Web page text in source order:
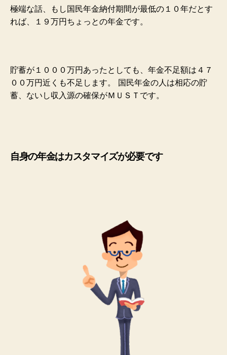
極端な話、もし国民年金納付期間が最低の１０年だとす
れば、１９万円ちょっとの年金です。
貯蓄が１０００万円あったとしても、年金不足額は４７
００万円近くも不足します。
国民年金の人は相応の貯
蓄、ないし収入源の確保がＭＵＳＴです。
自身の年金はカスタマイズが必要です